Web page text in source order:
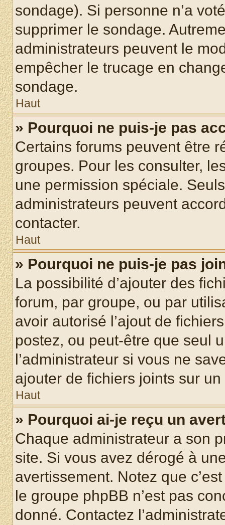
sondage). Si personne n’a
supprimer le sondage.
administrateurs peuvent le
empêcher le trucage en
sondage.
Haut
» Pourquoi ne puis-je pas
Certains forums peuvent être
groupes. Pour les consulter,
une permission spéciale.
administrateurs peuvent
contacter.
Haut
» Pourquoi ne puis-je pas
La possibilité d’ajouter des
forum, par groupe, ou par
avoir autorisé l’ajout de
postez, ou peut-être que seul
l’administrateur si vous ne
ajouter de fichiers joints sur un
Haut
» Pourquoi ai-je reçu un
Chaque administrateur a son
site. Si vous avez dérogé à
avertissement. Notez que
le groupe phpBB n’est pas
donné. Contactez